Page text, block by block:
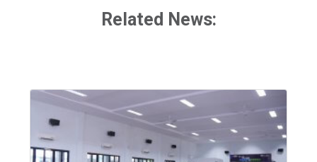
Related News: